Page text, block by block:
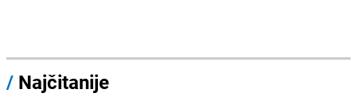
/ Najčitanije